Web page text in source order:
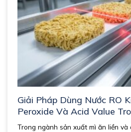
Giải Pháp Dùng Nước RO
Peroxide Và Acid Value
Xuất Mì Ăn Liền và Thực
Trong ngành sản xuất mì ăn liền và